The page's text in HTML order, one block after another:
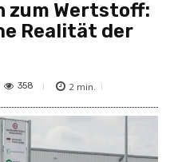
zum Wertstoff:
Realität der
358 2 min.